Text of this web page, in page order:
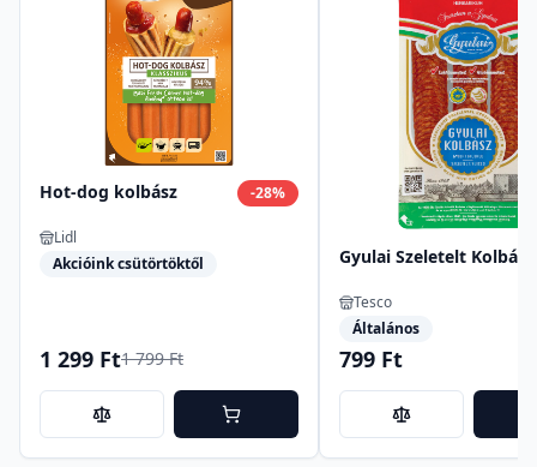
Hot-dog kolbász -28%
Lidl
Akcióink csütörtöktől
1 299 Ft1 799 Ft
Gyulai Szeletelt Kolbász
Tesco
Általános
799 Ft